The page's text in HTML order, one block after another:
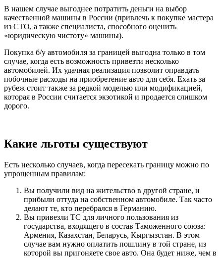
В нашем случае выгоднее потратить деньги на выбор
качественной машины в России (привлечь к покупке мастера
из СТО, а также специалиста, способного оценить
«юридическую чистоту» машины).
Покупка б/у автомобиля за границей выгодна только в том
случае, когда есть возможность привезти несколько
автомобилей. Их удачная реализация позволит оправдать
побочные расходы на приобретение авто для себя. Ехать за
рубеж стоит также за редкой моделью или модификацией,
которая в России считается экзотикой и продается слишком
дорого.
Какие льготы существуют
Есть несколько случаев, когда пересекать границу можно по
упрощенным правилам:
Вы получили вид на жительство в другой стране, и
прибыли оттуда на собственном автомобиле. Так часто
делают те, кто перебрался в Германию.
Вы привезли ТС для личного пользования из
государства, входящего в состав Таможенного союза:
Армения, Казахстан, Беларусь, Кыргызстан. В этом
случае вам нужно оплатить пошлину в той стране, из
которой вы пригоняете свое авто. Она будет ниже, чем в